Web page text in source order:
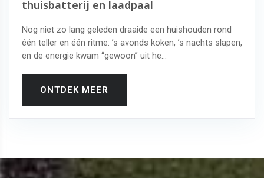
thuisbatterij en laadpaal
Nog niet zo lang geleden draaide een huishouden rond
één teller en één ritme: ’s avonds koken, ’s nachts slapen,
en de energie kwam “gewoon” uit he...
ONTDEK MEER